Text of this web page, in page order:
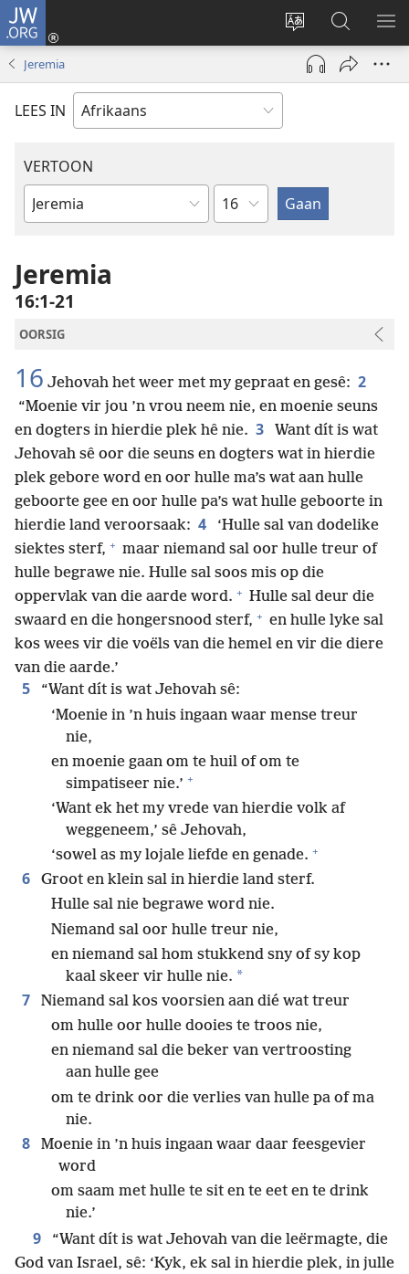
JW.ORG
Verander
taal
van
Meld
aan
(maak
nuwe
venster
Soek
op
JW.ORG
Jeremia
LEES IN
VERTOON
Bybelboek
Hoofstuk
Jeremia
16:1-21
OORSIG
16 Jehovah het weer met my gepraat en gesê: 2
“Moenie vir jou ’n vrou neem nie, en moenie seuns
en dogters in hierdie plek hê nie. 3
Want dít is wat
Jehovah sê oor die seuns en dogters wat in hierdie
plek gebore word en oor hulle ma’s wat aan hulle
geboorte gee en oor hulle pa’s wat hulle geboorte in
hierdie land veroorsaak: 4
‘Hulle sal van dodelike
siektes sterf, + maar niemand sal oor hulle treur of
hulle begrawe nie. Hulle sal soos mis op die
oppervlak van die aarde word. + Hulle sal deur die
swaard en die hongersnood sterf, + en hulle lyke sal
kos wees vir die voëls van die hemel en vir die diere
van die aarde.’
5
“Want dít is wat Jehovah sê:
‘Moenie in ’n huis ingaan waar mense treur
nie,
en moenie gaan om te huil of om te
simpatiseer nie.’ +
‘Want ek het my vrede van hierdie volk af
weggeneem,’ sê Jehovah,
‘sowel as my lojale liefde en genade. +
6
Groot en klein sal in hierdie land sterf.
Hulle sal nie begrawe word nie.
Niemand sal oor hulle treur nie,
en niemand sal hom stukkend sny of sy kop
kaal skeer vir hulle nie. *
7
Niemand sal kos voorsien aan dié wat treur
om hulle oor hulle dooies te troos nie,
en niemand sal die beker van vertroosting
aan hulle gee
om te drink oor die verlies van hulle pa of ma
nie.
8
Moenie in ’n huis ingaan waar daar feesgevier
word
om saam met hulle te sit en te eet en te drink
nie.’
9
“Want dít is wat Jehovah van die leërmagte, die
God van Israel, sê: ‘Kyk, ek sal in hierdie plek, in julle